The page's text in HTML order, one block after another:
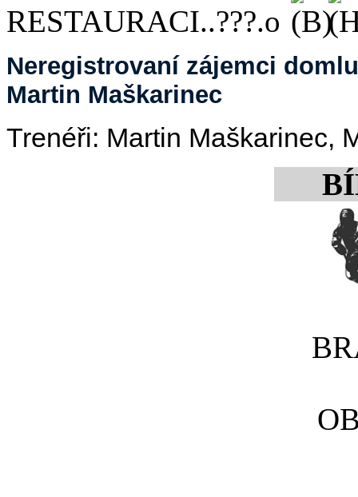
RESTAURACI..???.
Neregistrovaní zájemci
Martin Maškarinec
Trenéři: Martin Maškarinec,